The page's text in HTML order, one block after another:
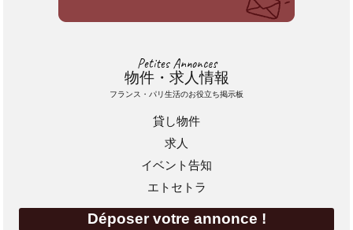
Petites Annonces
物件・求人情報
フランス・パリ生活のお役立ち掲示板
貸し物件
求人
イベント告知
エトセトラ
Déposer votre annonce !